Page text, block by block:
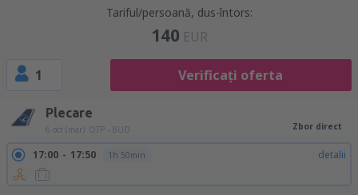
Tariful/persoană, dus-întors:
140 EUR
1 Verificați oferta
Plecare
6 oct (mar) OTP - BUD Zbor direct
17:00 17:50 1h 50min detalii